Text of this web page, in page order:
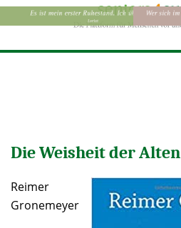
Die Weisheit der Alten
Reimer
Gronemeyer